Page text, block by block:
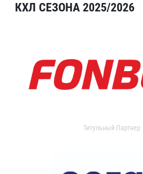
КХЛ СЕЗОНА 2025/2026
Титульный Партнер